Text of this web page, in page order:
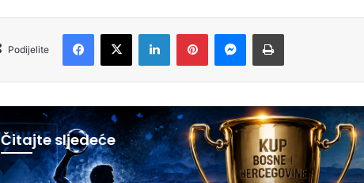
Podijelite
Čitajte sljedeće